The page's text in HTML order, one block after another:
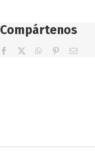
Compártenos
Facebook WhatsApp
PinterestCorreo